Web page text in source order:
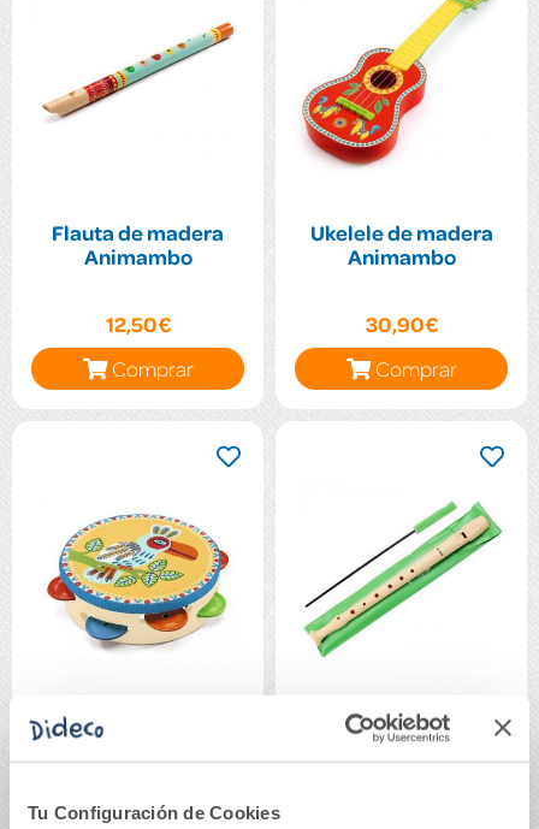
Tu Configuración de Cookies
Flauta de madera
Animambo
12,50€
Comprar
Ukelele de madera
Animambo
30,90€
Comprar
Pandereta de madera
Animambo
Flauta dulce con
funda verde